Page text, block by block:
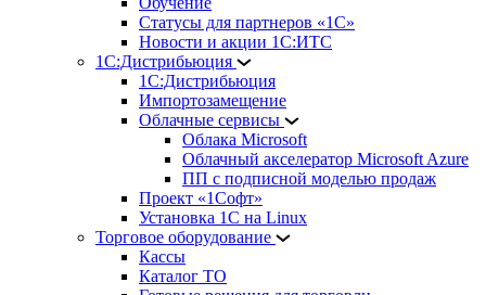
Статусы для партнеров «1С»
Новости и акции 1С:ИТС
1С:Дистрибьюция
1С:Дистрибьюция
Импортозамещение
Облачные сервисы
Облака Microsoft
Облачный акселератор Microsoft Azure
ПП с подписной моделью продаж
Проект «1Софт»
Установка 1С на Linux
Торговое оборудование
Кассы
Каталог ТО